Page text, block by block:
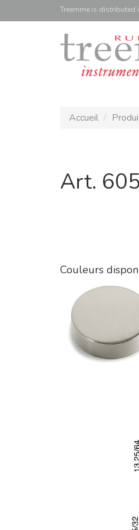
Treemme is distributed
Accueil
Art.
Couleurs